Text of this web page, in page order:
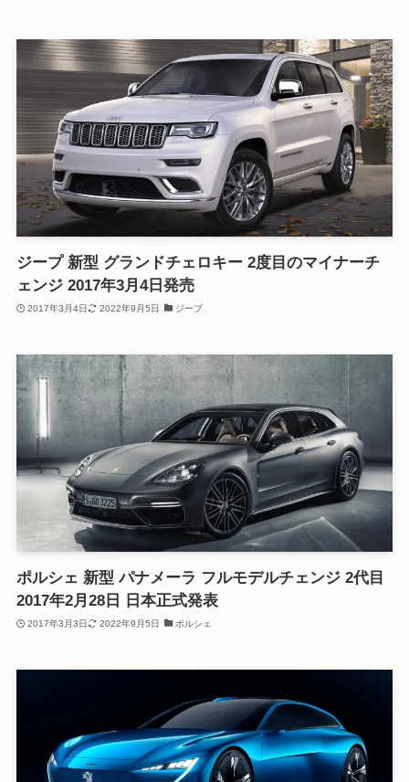
ジープ 新型 グランドチェロキー 2度目のマイナーチ
ェンジ 2017年3月4日発売
2017年3月4日 2022年9月5日 ジープ
ポルシェ 新型 パナメーラ フルモデルチェンジ 2代目
2017年2月28日 日本正式発表
2017年3月3日 2022年9月5日 ポルシェ